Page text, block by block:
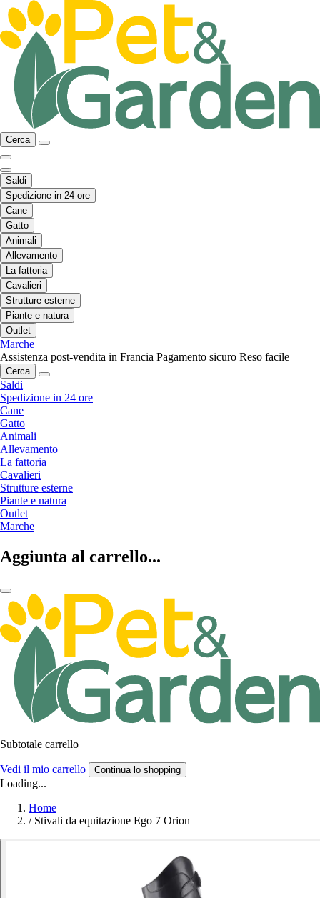
Cerca
Saldi
Spedizione in 24 ore
Cane
Gatto
Animali
Allevamento
La fattoria
Cavalieri
Strutture esterne
Piante e natura
Outlet
Marche
Assistenza post-vendita in Francia Pagamento sicuro Reso facile
Cerca
Saldi
Spedizione in 24 ore
Cane
Gatto
Animali
Allevamento
La fattoria
Cavalieri
Strutture esterne
Piante e natura
Outlet
Marche
Aggiunta al carrello...
Subtotale carrello
Vedi il mio carrello Continua lo shopping
Loading...
Home
/ Stivali da equitazione Ego 7 Orion